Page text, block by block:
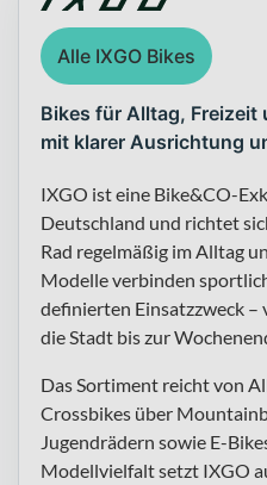
Alle IXGO Bikes
Bikes für Alltag, Freizeit
mit klarer Ausrichtung
IXGO ist eine Bike&CO-
Deutschland und richtet
Rad regelmäßig im Alltag
Modelle verbinden
definierten Einsatzzweck –
die Stadt bis zur
Das Sortiment reicht von
Crossbikes über
Jugendrädern sowie E-
Modellvielfalt setzt IXGO